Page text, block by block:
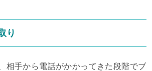
り
相手から電話がかかってきた段階でブ